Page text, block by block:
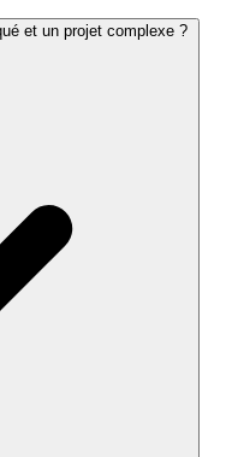
et un projet complexe ?